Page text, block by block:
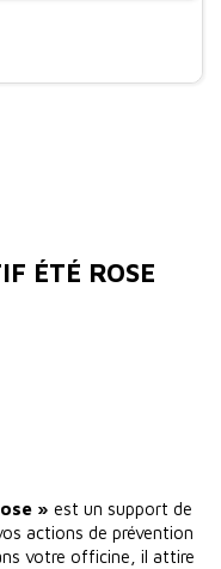
ÉTÉ ROSE
» est un support de
actions de prévention
votre officine, il attire